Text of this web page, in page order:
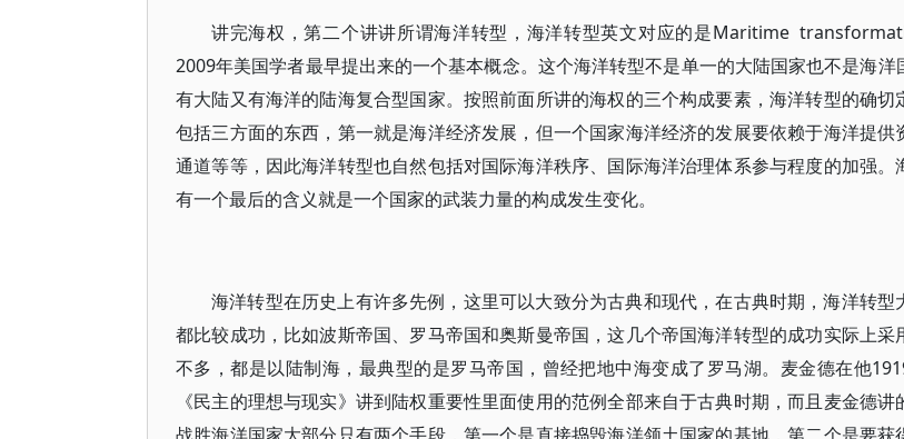
讲完海权，第二个讲讲所谓海洋转型，海洋转型英文对应的是Maritime
2009年美国学者最早提出来的一个基本概念。这个海洋转型不是单一的大陆国家也不是海洋
有大陆又有海洋的陆海复合型国家。按照前面所讲的海权的三个构成要素，海洋转型的确切
包括三方面的东西，第一就是海洋经济发展，但一个国家海洋经济的发展要依赖于海洋提供
通道等等，因此海洋转型也自然包括对国际海洋秩序、国际海洋治理体系参与程度的加强。
有一个最后的含义就是一个国家的武装力量的构成发生变化。
海洋转型在历史上有许多先例，这里可以大致分为古典和现代，在古典时期，海洋转型
都比较成功，比如波斯帝国、罗马帝国和奥斯曼帝国，这几个帝国海洋转型的成功实际上采
不多，都是以陆制海，最典型的是罗马帝国，曾经把地中海变成了罗马湖。麦金德在他
《民主的理想与现实》讲到陆权重要性里面使用的范例全部来自于古典时期，而且麦金德讲